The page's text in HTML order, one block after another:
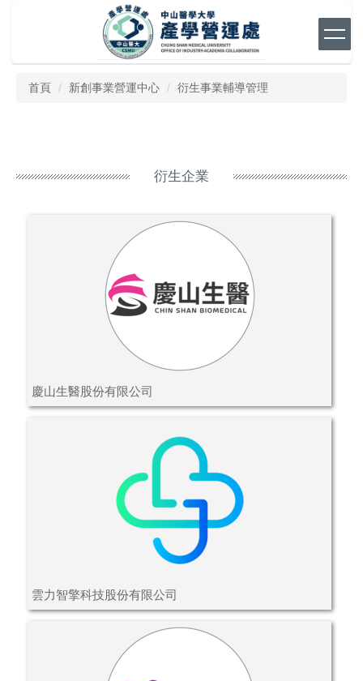
要
首頁 新創事業營運中心 衍生事業輔導管理
衍生企業
慶山生醫股份有限公司
雲力智擎科技股份有限公司